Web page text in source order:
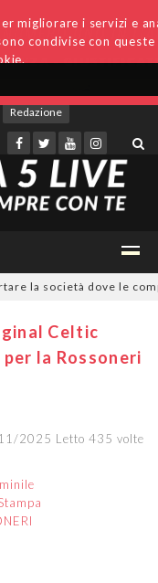
migliorare i servizi e
condivise con
Redazione
società dove le compete”
Celtic
la Rossoneri
2025 Letto 435 volte